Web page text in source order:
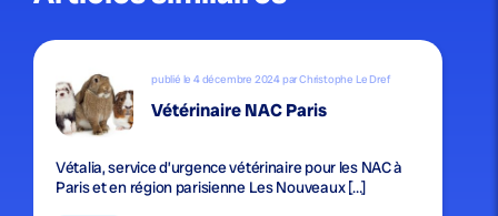
publié le 4 décembre 2024 par Christophe Le Dref
Vétérinaire NAC Paris
Vétalia, service d’urgence vétérinaire pour les NAC à
Paris et en région parisienne Les Nouveaux […]